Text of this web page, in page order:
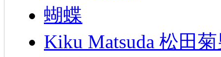
蝴蝶
Kiku Matsuda 松田